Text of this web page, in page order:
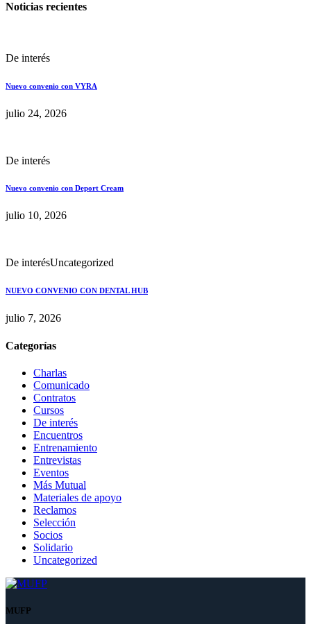
Noticias recientes
De interés
Nuevo convenio con VYRA
julio 24, 2026
De interés
Nuevo convenio con Deport Cream
julio 10, 2026
De interésUncategorized
NUEVO CONVENIO CON DENTAL HUB
julio 7, 2026
Categorías
Charlas
Comunicado
Contratos
Cursos
De interés
Encuentros
Entrenamiento
Entrevistas
Eventos
Más Mutual
Materiales de apoyo
Reclamos
Selección
Socios
Solidario
Uncategorized
MUFP